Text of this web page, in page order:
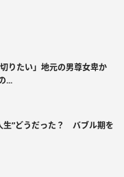
りたい」地元の男尊女卑か
...
生”どうだった？ バブル期を